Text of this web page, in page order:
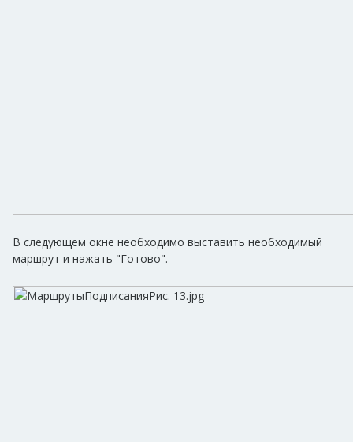
В следующем окне необходимо выставить необходимый
маршрут и нажать "Готово".